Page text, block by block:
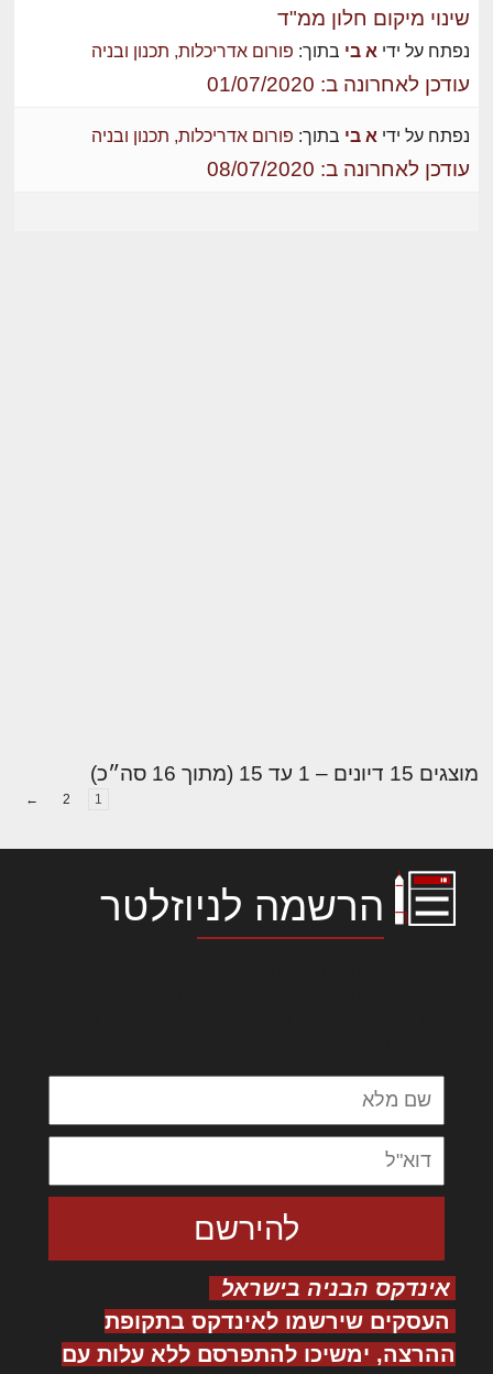
שינוי מיקום חלון ממ"ד
נפתח על ידי א בי בתוך: פורום אדריכלות, תכנון ובניה
עודכן לאחרונה ב: 01/07/2020
נפתח על ידי א בי בתוך: פורום אדריכלות, תכנון ובניה
עודכן לאחרונה ב: 08/07/2020
מוצגים 15 דיונים – 1 עד 15 (מתוך 16 סה״כ)
1
2
←
הרשמה לניוזלטר
אינדקס הבניה בישראל
העסקים שירשמו לאינדקס בתקופת
ההרצה, ימשיכו להתפרסם ללא עלות עם